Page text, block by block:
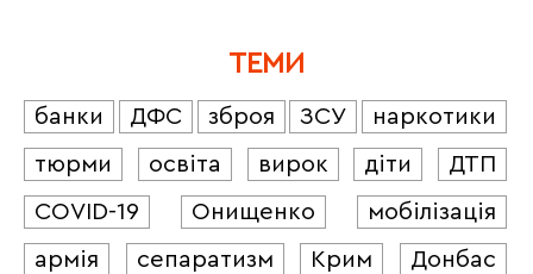
ТЕМИ
банки ДФС зброя ЗСУ
наркотики
тюрми
освіта вирок діти
ДТП
COVID-19
Онищенко
мобілізація
армія
сепаратизм Крим
Донбас